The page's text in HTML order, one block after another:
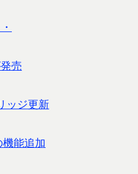
売
ッジ更新
能追加